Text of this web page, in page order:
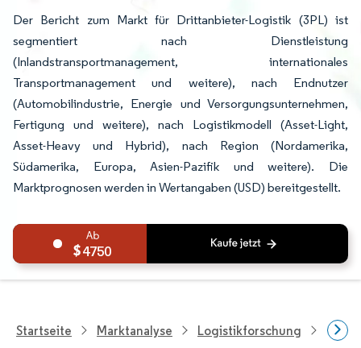
Der Bericht zum Markt für Drittanbieter-Logistik (3PL) ist
segmentiert nach Dienstleistung
(Inlandstransportmanagement, internationales
Transportmanagement und weitere), nach Endnutzer
(Automobilindustrie, Energie und Versorgungsunternehmen,
Fertigung und weitere), nach Logistikmodell (Asset-Light,
Asset-Heavy und Hybrid), nach Region (Nordamerika,
Südamerika, Europa, Asien-Pazifik und weitere). Die
Marktprognosen werden in Wertangaben (USD) bereitgestellt.
4750
Startseite Marktanalyse Logistikforschung